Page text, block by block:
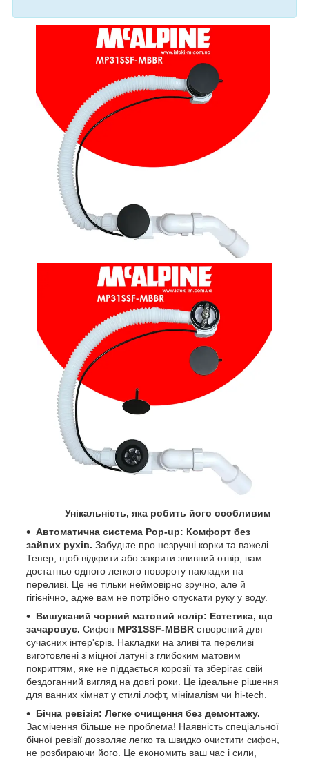
Унікальність, яка робить його особливим
Автоматична система Pop-up: Комфорт без
зайвих рухів. Забудьте про незручні корки та важелі.
Тепер, щоб відкрити або закрити зливний отвір, вам
достатньо одного легкого повороту накладки на
переливі. Це не тільки неймовірно зручно, але й
гігієнічно, адже вам не потрібно опускати руку у воду.
Вишуканий чорний матовий колір: Естетика, що
зачаровує. Сифон MP31SSF-MBBR створений для
сучасних інтер'єрів. Накладки на зливі та переливі
виготовлені з міцної латуні з глибоким матовим
покриттям, яке не піддається корозії та зберігає свій
бездоганний вигляд на довгі роки. Це ідеальне рішення
для ванних кімнат у стилі лофт, мінімалізм чи hi-tech.
Бічна ревізія: Легке очищення без демонтажу.
Засмічення більше не проблема! Наявність спеціальної
бічної ревізії дозволяє легко та швидко очистити сифон,
не розбираючи його. Це економить ваш час і сили,